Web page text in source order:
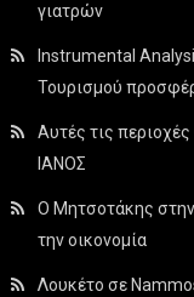
γιατρών
Instrumental
Τουρισμού
Αυτές τις
ΙΑΝΟΣ
Ο Μητσοτάκης
την οικονομία
Λουκέτο σε